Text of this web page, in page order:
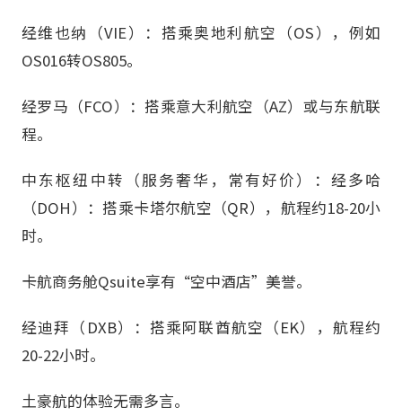
经维也纳（VIE）：搭乘奥地利航空（OS），例如
OS016转OS805。
经罗马（FCO）：搭乘意大利航空（AZ）或与东航联
程。
中东枢纽中转（服务奢华，常有好价）：经多哈
（DOH）：搭乘卡塔尔航空（QR），航程约18-20小
时。
卡航商务舱Qsuite享有“空中酒店”美誉。
经迪拜（DXB）：搭乘阿联酋航空（EK），航程约
20-22小时。
土豪航的体验无需多言。